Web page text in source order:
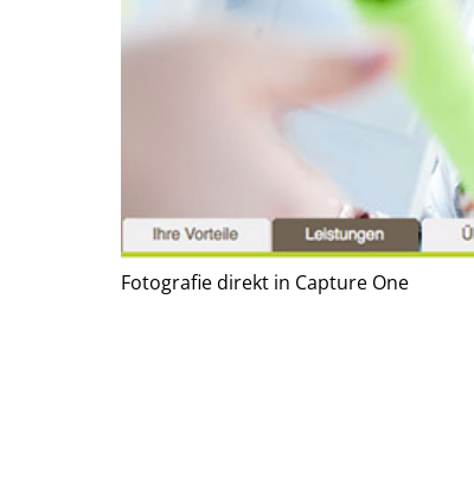
Fotografie direkt in Capture One